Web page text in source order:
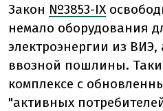
Закон №3853-IX
немало оборудования
электроэнергии из
ввозной пошлины.
комплексе с
"активных